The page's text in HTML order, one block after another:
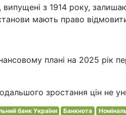
випущені з 1914 року,
мають право
плані на 2025 рік
зростання цін не
банк України Банкнота